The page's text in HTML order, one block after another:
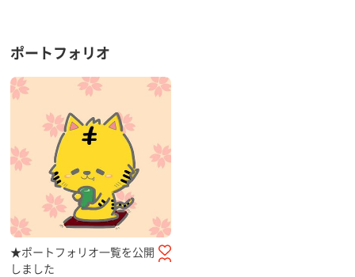
ポートフォリオ
★ポートフォリオ一覧を公開
しました